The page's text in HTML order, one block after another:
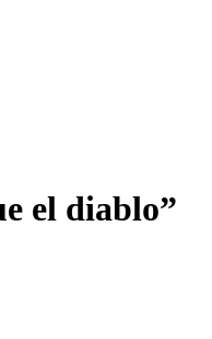
el diablo”